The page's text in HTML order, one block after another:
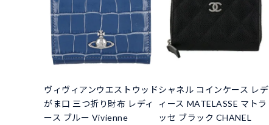
ヴィヴィアンウエストウッド
がま口 三つ折り財布 レディ
ース ブルー Vivienne
シャネル コインケース レデ
ィース MATELASSE マトラ
ッセ ブラック CHANEL